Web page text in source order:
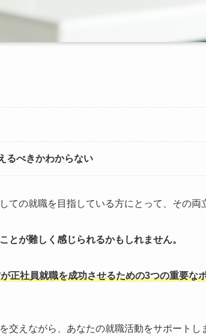
るべきかわからない
ての就職を目指している方にとって、その両
とが難しく感じられるかもしれません。
正社員就職を成功させるための3つの重要な
交えながら、あなたの就職活動をサポートし